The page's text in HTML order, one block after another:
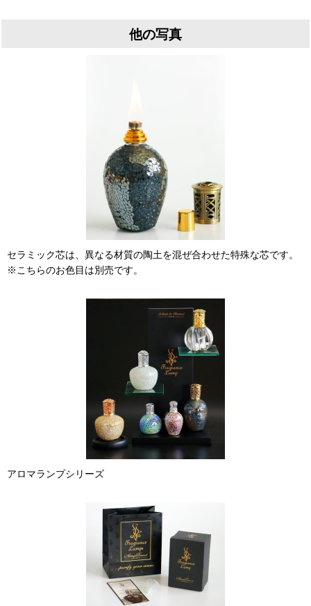
他の写真
セラミック芯は、異なる材質の陶土を混ぜ合わせた特殊な芯です。
※こちらのお色目は別売です。
アロマランプシリーズ